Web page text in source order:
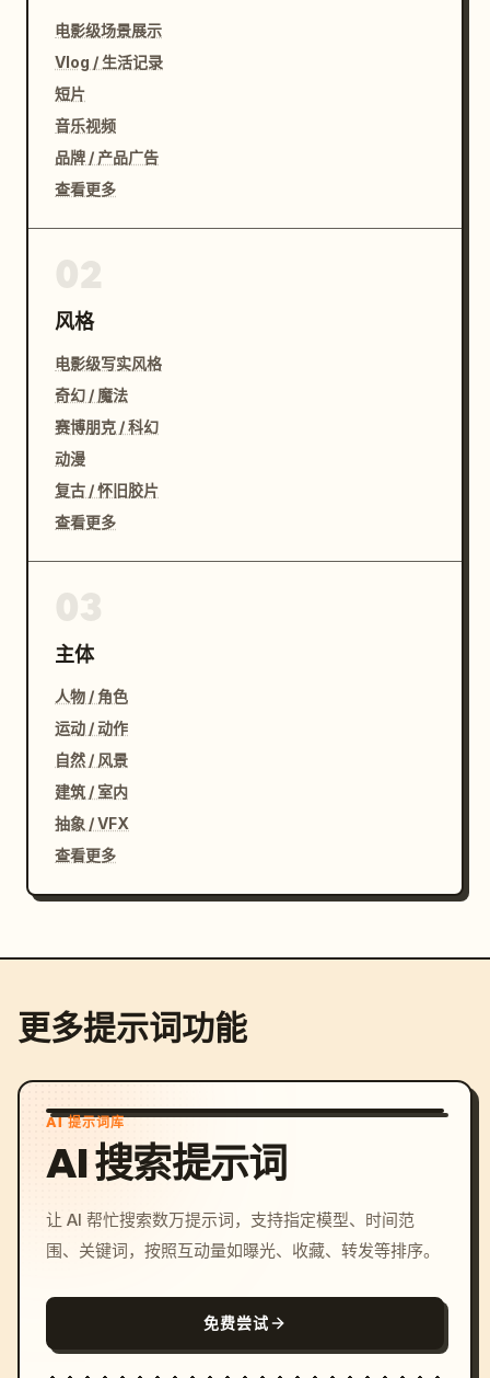
电影级场景展示
Vlog / 生活记录
短片
音乐视频
品牌 / 产品广告
查看更多
风格
电影级写实风格
奇幻 / 魔法
赛博朋克 / 科幻
动漫
复古 / 怀旧胶片
查看更多
主体
人物 / 角色
运动 / 动作
自然 / 风景
建筑 / 室内
抽象 / VFX
查看更多
更多提示词功能
AI 提示词库
AI 搜索提示词
让 AI 帮忙搜索数万提示词，支持指定模型、时间范
围、关键词，按照互动量如曝光、收藏、转发等排序。
免费尝试